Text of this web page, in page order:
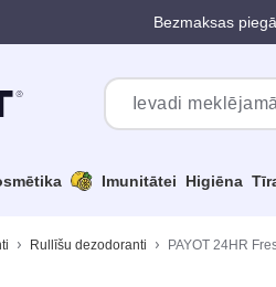
Bezmaksas
Imunitātei Higiēna
Rullīšu dezodoranti PAYOT 24HR